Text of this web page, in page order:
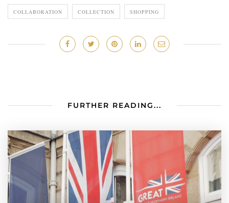
COLLABORATION COLLECTION SHOPPING
FURTHER READING...